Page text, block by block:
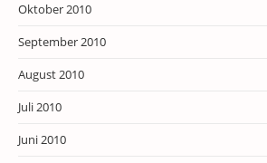
Oktober 2010
September 2010
August 2010
Juli 2010
Juni 2010